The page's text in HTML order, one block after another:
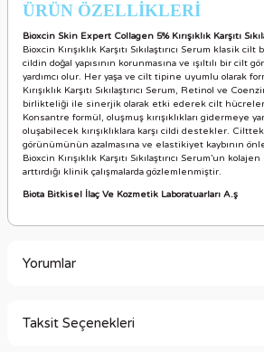
ÜRÜN ÖZELLİKLERİ
Bioxcin Skin Expert Collagen 5% Kırışıklık Karşıtı
Bioxcin Kırışıklık Karşıtı Sıkılaştırıcı Serum klasik
cildin doğal yapısının korunmasına ve ışıltılı bir cilt
yardımcı olur. Her yaşa ve cilt tipine uyumlu olarak
Kırışıklık Karşıtı Sıkılaştırıcı Serum, Retinol ve
birlikteliği ile sinerjik olarak etki ederek cilt
Konsantre formül, oluşmuş kırışıklıkları gidermeye
oluşabilecek kırışıklıklara karşı cildi destekler.
görünümünün azalmasına ve elastikiyet kaybının
Bioxcin Kırışıklık Karşıtı Sıkılaştırıcı Serum’un
arttırdığı klinik çalışmalarda gözlemlenmiştir.
Biota Bitkisel İlaç Ve Kozmetik Laboratuarları A.ş
Yorumlar
Taksit Seçenekleri